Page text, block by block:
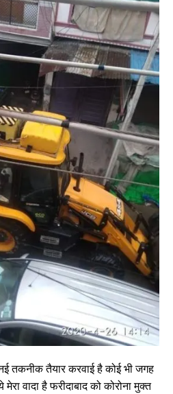
तकनीक तैयार करवाई है कोई भी जगह
वादा है फरीदाबाद को कोरोना मुक्त